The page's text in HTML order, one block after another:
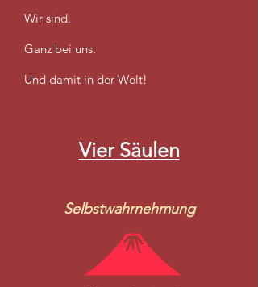
Wir sind.
Ganz bei uns.
Und damit in der Welt!
Vier Säulen
Selbstwahrnehmung